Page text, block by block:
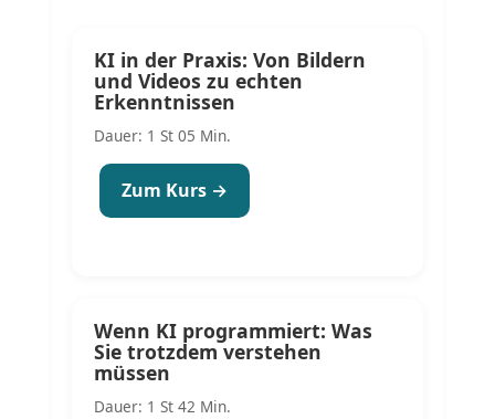
KI in der Praxis: Von Bildern
und Videos zu echten
Erkenntnissen
Dauer: 1 St 05 Min.
Zum Kurs →
Wenn KI programmiert: Was
Sie trotzdem verstehen
müssen
Dauer: 1 St 42 Min.